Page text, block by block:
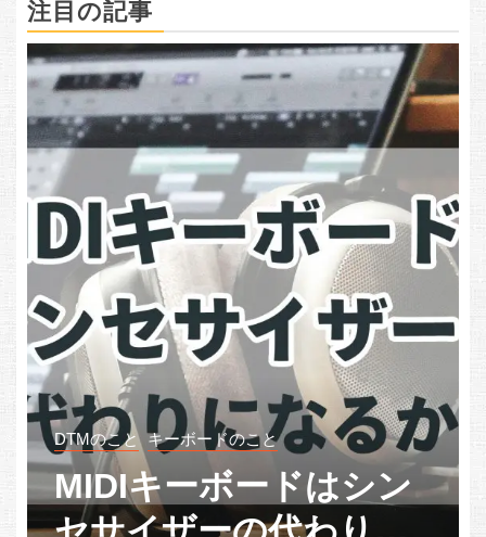
注目の記事
DTMのこと キーボードのこと
MIDIキーボードはシン